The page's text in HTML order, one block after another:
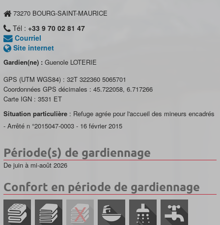
73270 BOURG-SAINT-MAURICE
Tél : +33 9 70 02 81 47
Courriel
Site internet
Gardien(ne) : Guenole LOTERIE
GPS (UTM WGS84) : 32T 322360 5065701
Coordonnées GPS décimales : 45.722058, 6.717266
Carte IGN : 3531 ET
Situation particulière : Refuge agrée pour l'accueil des mineurs encadrés
- Arrêté n °2015047-0003 - 16 février 2015
Période(s) de gardiennage
De juin à mi-août 2026
Confort en période de gardiennage